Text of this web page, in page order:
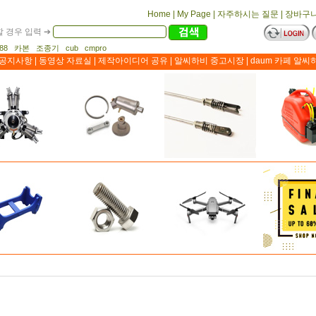
Home My Page 자주하시는 질문
장바구
경우 입력 ➔
카본 조종기 cub cmpro
공지사항 동영상 자료실 제작아이디어 공유 알씨하비 중고시장 daum 카페 알씨